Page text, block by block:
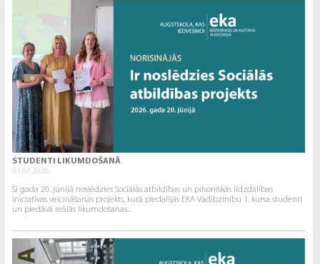
STUDENTI LIKUMDOŠANĀ
01.07.2026.
Šī gada 20. jūnijā noslēdzies Sociālās atbildības un pilsoniskās līdzdalības
iniciatīvas veicināšanas projekts, kurā piedalījās EKA Vadībzinību 1. kursa studenti
un piedāvā reālās likumdošanas...